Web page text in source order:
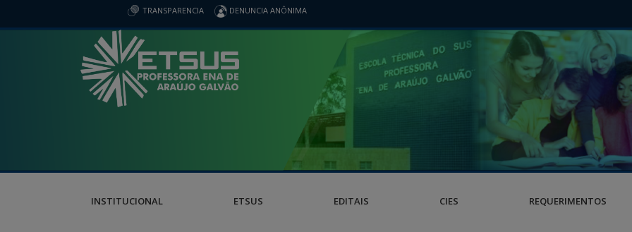
TRANSPARENCIA DENUNCIA ANÔNIMA
INSTITUCIONAL ETSUS EDITAIS CIES REQUERIMENTOS